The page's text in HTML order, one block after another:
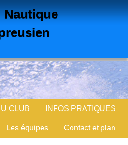
Nautique
CLUB INFOS PRATIQUES
Les équipes Contact et plan